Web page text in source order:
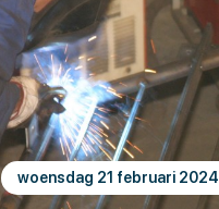
woensdag 21 februari 2024